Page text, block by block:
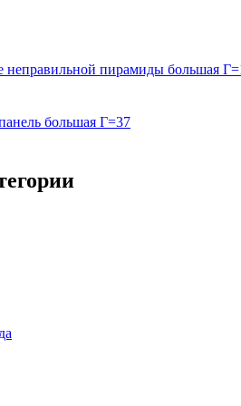
неправильной пирамиды большая
большая Г=37